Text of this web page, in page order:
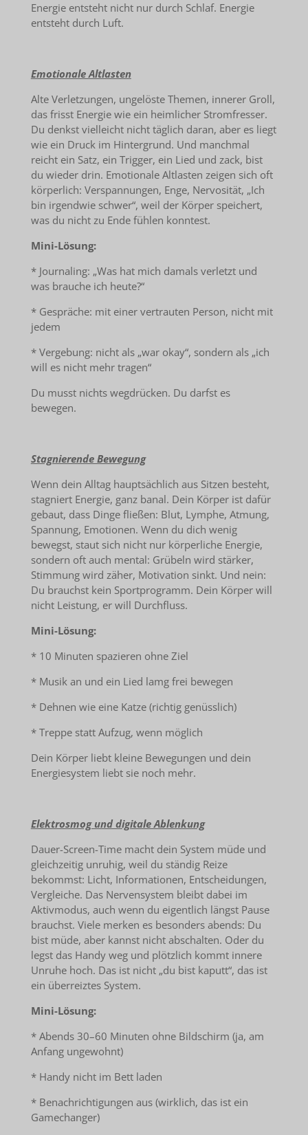
Energie entsteht nicht nur durch Schlaf. Energie
entsteht durch Luft.
Emotionale Altlasten
Alte Verletzungen, ungelöste Themen, innerer Groll,
das frisst Energie wie ein heimlicher Stromfresser.
Du denkst vielleicht nicht täglich daran, aber es liegt
wie ein Druck im Hintergrund. Und manchmal
reicht ein Satz, ein Trigger, ein Lied und zack, bist
du wieder drin. Emotionale Altlasten zeigen sich oft
körperlich: Verspannungen, Enge, Nervosität, „Ich
bin irgendwie schwer“, weil der Körper speichert,
was du nicht zu Ende fühlen konntest.
Mini-Lösung:
* Journaling: „Was hat mich damals verletzt und
was brauche ich heute?“
* Gespräche: mit einer vertrauten Person, nicht mit
jedem
* Vergebung: nicht als „war okay“, sondern als „ich
will es nicht mehr tragen“
Du musst nichts wegdrücken. Du darfst es
bewegen.
Stagnierende Bewegung
Wenn dein Alltag hauptsächlich aus Sitzen besteht,
stagniert Energie, ganz banal. Dein Körper ist dafür
gebaut, dass Dinge fließen: Blut, Lymphe, Atmung,
Spannung, Emotionen. Wenn du dich wenig
bewegst, staut sich nicht nur körperliche Energie,
sondern oft auch mental: Grübeln wird stärker,
Stimmung wird zäher, Motivation sinkt. Und nein:
Du brauchst kein Sportprogramm. Dein Körper will
nicht Leistung, er will Durchfluss.
Mini-Lösung:
* 10 Minuten spazieren ohne Ziel
* Musik an und ein Lied lamg frei bewegen
* Dehnen wie eine Katze (richtig genüsslich)
* Treppe statt Aufzug, wenn möglich
Dein Körper liebt kleine Bewegungen und dein
Energiesystem liebt sie noch mehr.
Elektrosmog und digitale Ablenkung
Dauer-Screen-Time macht dein System müde und
gleichzeitig unruhig, weil du ständig Reize
bekommst: Licht, Informationen, Entscheidungen,
Vergleiche. Das Nervensystem bleibt dabei im
Aktivmodus, auch wenn du eigentlich längst Pause
brauchst. Viele merken es besonders abends: Du
bist müde, aber kannst nicht abschalten. Oder du
legst das Handy weg und plötzlich kommt innere
Unruhe hoch. Das ist nicht „du bist kaputt“, das ist
ein überreiztes System.
Mini-Lösung:
* Abends 30–60 Minuten ohne Bildschirm (ja, am
Anfang ungewohnt)
* Handy nicht im Bett laden
* Benachrichtigungen aus (wirklich, das ist ein
Gamechanger)